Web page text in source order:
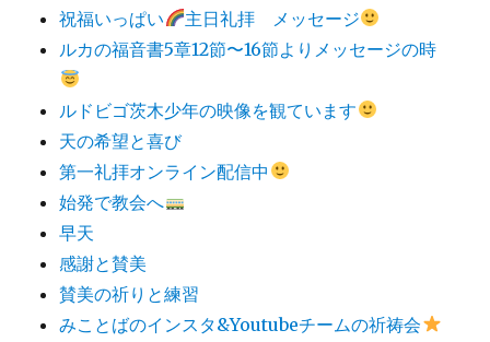
祝福いっぱい
主日礼拝 メッセージ
ルカの福音書5章12節〜16節よりメッセージの時
ルドビゴ茨木少年の映像を観ています
天の希望と喜び
第一礼拝オンライン配信中
始発で教会へ
早天
感謝と賛美
賛美の祈りと練習
みことばのインスタ&Youtubeチームの祈祷会